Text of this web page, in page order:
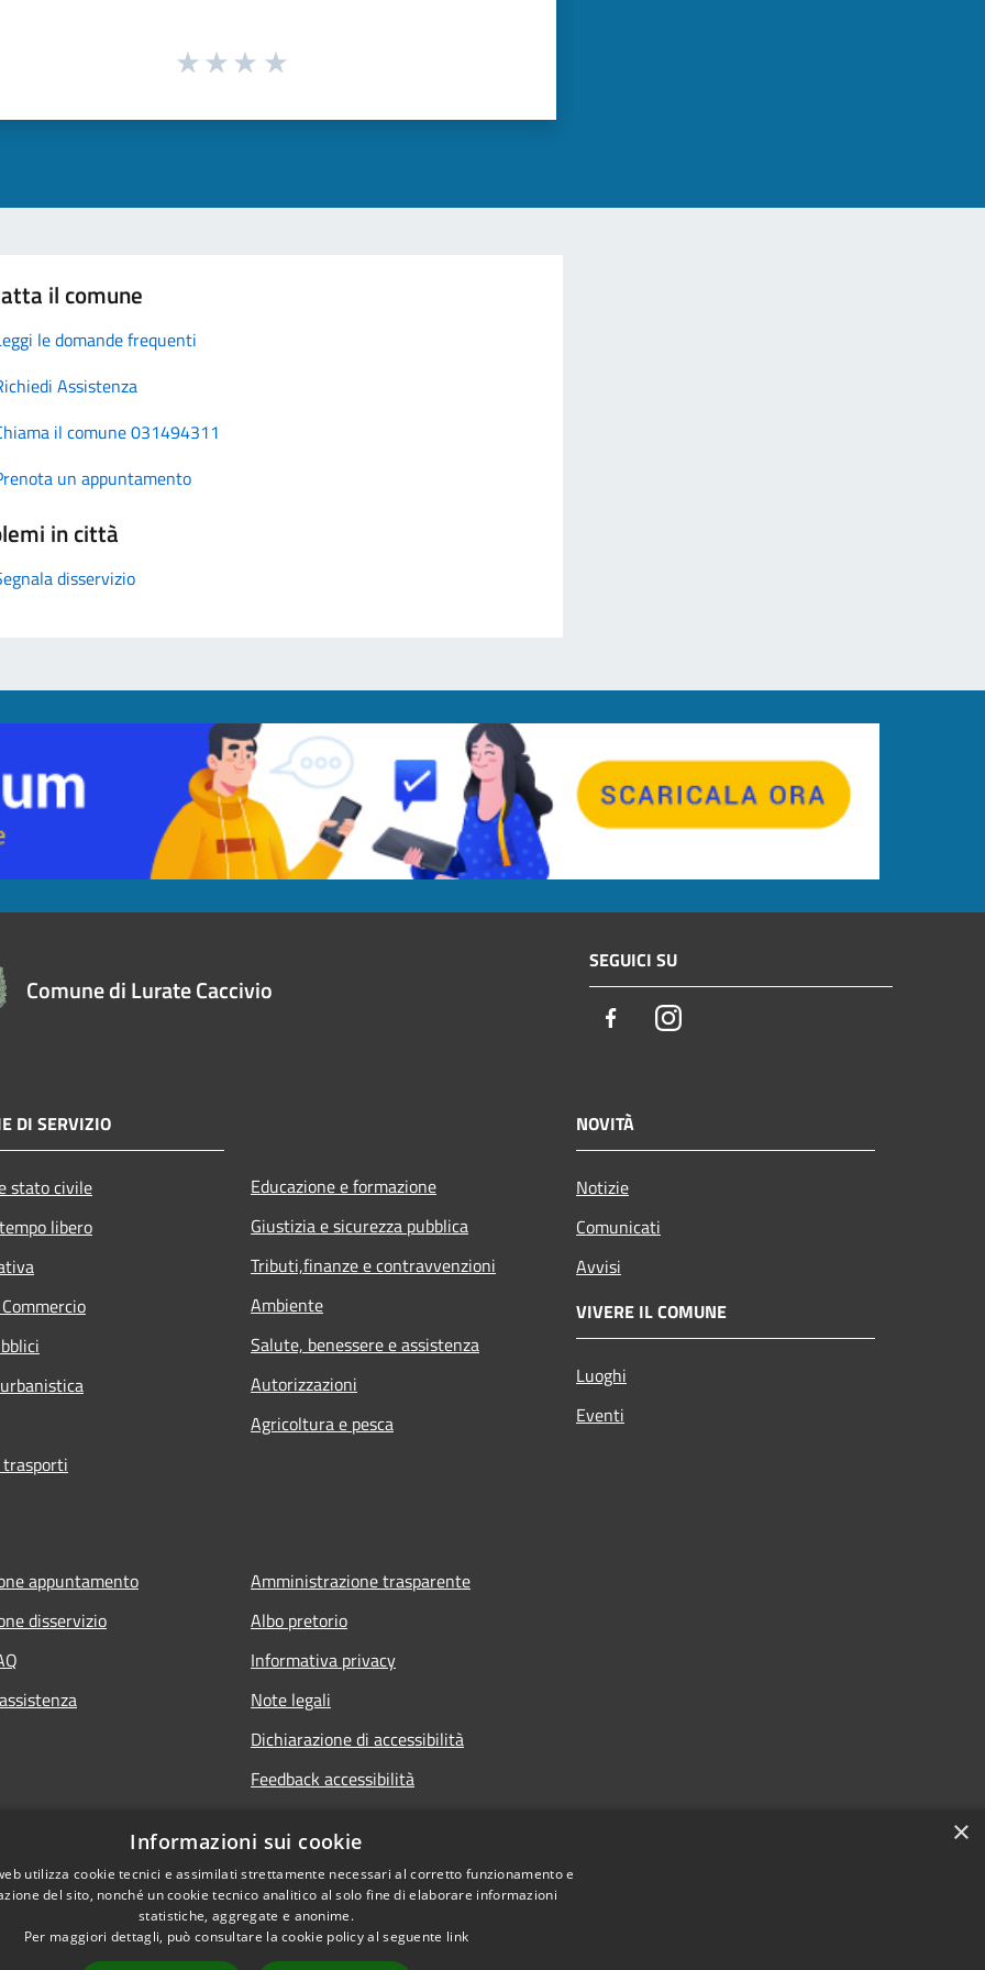
il comune
le domande frequenti
Assistenza
il comune 031494311
un appuntamento
in città
disservizio
Comune di Lurate Caccivio
SEGUICI SU
FacebookInstagram
DI SERVIZIO
stato civile
libero
Educazione e formazione
Giustizia e sicurezza pubblica
Tributi,finanze e contravvenzioni
Ambiente
Salute, benessere e assistenza
Autorizzazioni
Agricoltura e pesca
NOVITÀ
Notizie
Comunicati
Avvisi
VIVERE IL COMUNE
Luoghi
Eventi
appuntamento
disservizio
Amministrazione trasparente
Albo pretorio
Informativa privacy
Note legali
Dichiarazione di accessibilità
Feedback accessibilità
Titolare potere sostitutivo
×
Informazioni sui cookie
utilizza cookie tecnici e assimilati strettamente necessari al corretto funzionamento e
del sito, nonché un cookie tecnico analitico al solo fine di elaborare informazioni
statistiche, aggregate e anonime.
Per maggiori dettagli, può consultare la cookie policy al seguente link